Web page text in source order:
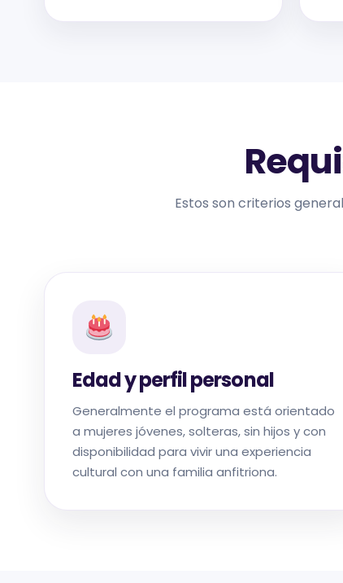
Estos son criterios
Edad y perfil personal
Generalmente el programa está orientado
a mujeres jóvenes, solteras, sin hijos y con
disponibilidad para vivir una experiencia
cultural con una familia anfitriona.